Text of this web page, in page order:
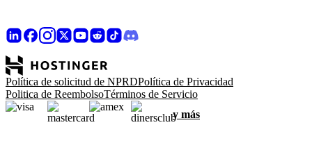
Política de solicitud de NPRDPolítica de Privacidad
Politica de ReembolsoTérminos de Servicio
y más